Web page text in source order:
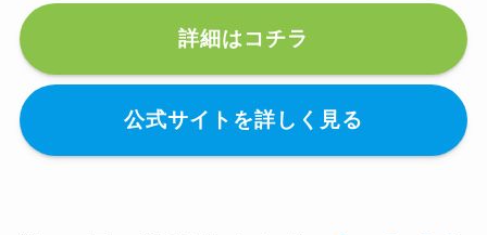
詳細はコチラ
公式サイトを詳しく見る